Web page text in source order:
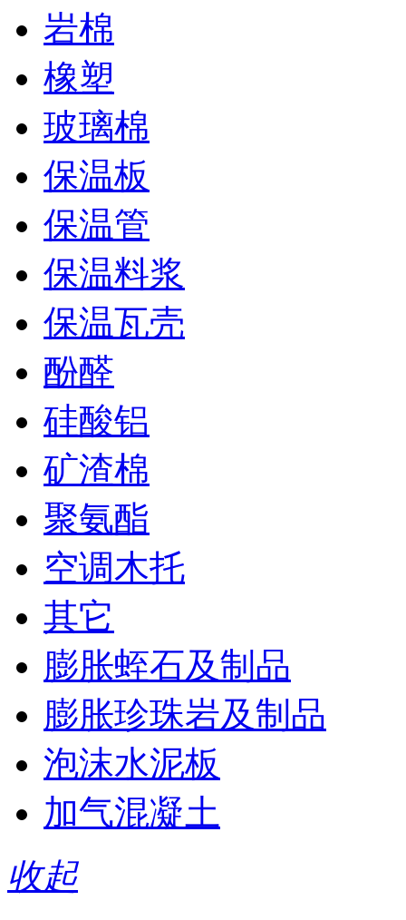
岩棉
橡塑
玻璃棉
保温板
保温管
保温料浆
保温瓦壳
酚醛
硅酸铝
矿渣棉
聚氨酯
空调木托
其它
膨胀蛭石及制品
膨胀珍珠岩及制品
泡沫水泥板
加气混凝土
收起